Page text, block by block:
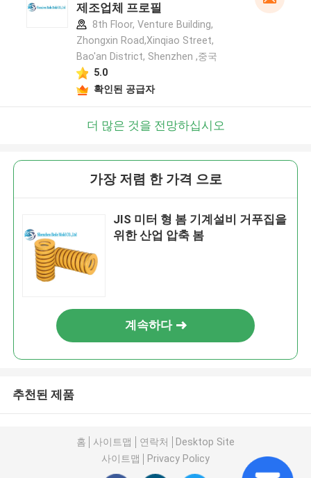
제조업체 프로필
8th Floor, Venture Building,
Zhongxin Road,Xinqiao Street,
Bao'an District, Shenzhen ,중국
5.0
확인된 공급자
더 많은 것을 전망하십시오
가장 저렴 한 가격 으로
JIS 미터 형 봄 기계설비 거푸집을
위한 산업 압축 봄
계속하다
추천된 제품
홈 사이트맵 연락처
Desktop Site
사이트맵
Privacy Policy